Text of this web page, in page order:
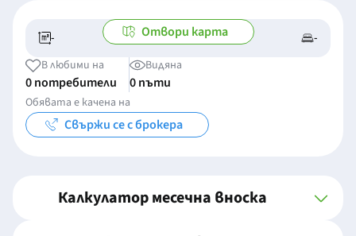
- -/- -
Отвори карта
В любими на
0 потребители
Видяна
0 пъти
Обявата е качена на
Свържи се с брокера
Калкулатор месечна вноска